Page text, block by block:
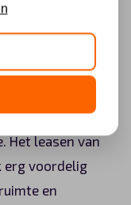
Vanaf
het juiste
Het leasen van
erg voordelig
en